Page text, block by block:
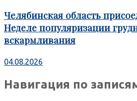
Челябинская область
Неделе популяризации
вскармливания
04.08.2026
Навигация по